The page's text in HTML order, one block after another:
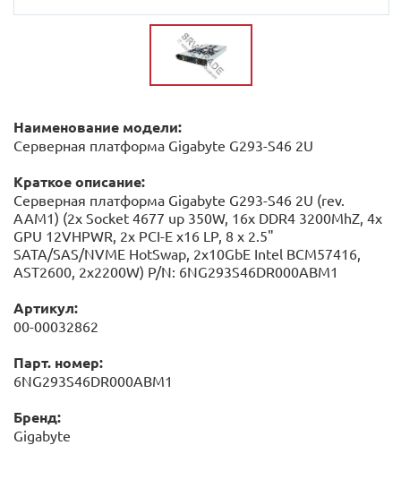
Наименование модели:
Серверная платформа Gigabyte G293-S46 2U
Краткое описание:
Серверная платформа Gigabyte G293-S46 2U (rev.
AAM1) (2x Socket 4677 up 350W, 16x DDR4 3200MhZ, 4x
GPU 12VHPWR, 2x PCI-E x16 LP, 8 x 2.5"
SATA/SAS/NVME HotSwap, 2x10GbE Intel BCM57416,
AST2600, 2x2200W) P/N: 6NG293S46DR000ABM1
Артикул:
00-00032862
Парт. номер:
6NG293S46DR000ABM1
Бренд:
Gigabyte